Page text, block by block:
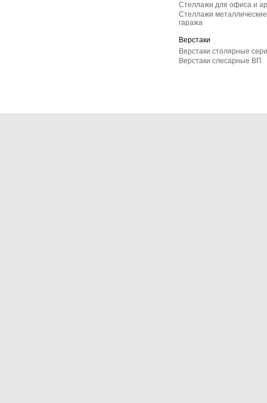
Стеллажи для офиса и
Стеллажи
гаража
Верстаки
Верстаки столярные
Верстаки слесарные ВП